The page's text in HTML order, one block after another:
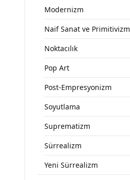
Modernizm
Naif Sanat ve Primitivizm
Noktacılık
Pop Art
Post-Empresyonizm
Soyutlama
Suprematizm
Sürrealizm
Yeni Sürrealizm